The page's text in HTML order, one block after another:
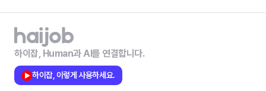
하이잡, Human과 AI를 연결합니다.
하이잡, 이렇게 사용하세요.